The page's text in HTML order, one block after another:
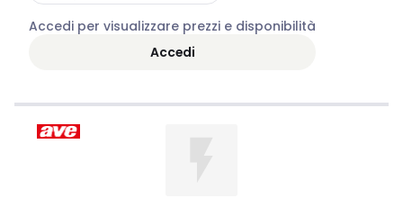
Accedi per visualizzare prezzi e disponibilità
Accedi